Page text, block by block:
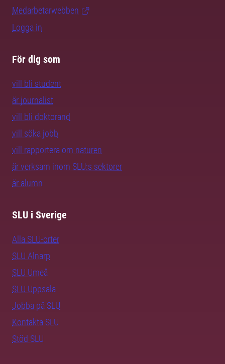
Medarbetarwebben
Logga in
För dig som
vill bli student
är journalist
vill bli doktorand
vill söka jobb
vill rapportera om naturen
är verksam inom SLU:s sektorer
är alumn
SLU i Sverige
Alla SLU-orter
SLU Alnarp
SLU Umeå
SLU Uppsala
Jobba på SLU
Kontakta SLU
Stöd SLU